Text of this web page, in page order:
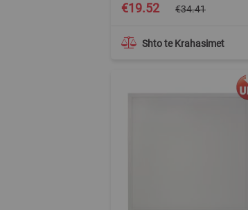
Shto te Krahasimet
Special
Price
€19.52 €34.41